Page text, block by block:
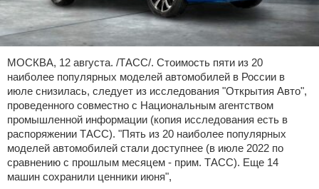
МОСКВА, 12 августа. /ТАСС/. Стоимость пяти из 20
наиболее популярных моделей автомобилей в России в
июле снизилась, следует из исследования "Открытия Авто",
проведенного совместно с Национальным агентством
промышленной информации (копия исследования есть в
распоряжении ТАСС). "Пять из 20 наиболее популярных
моделей автомобилей стали доступнее (в июле 2022 по
сравнению с прошлым месяцем - прим. ТАСС). Еще 14
машин сохранили ценники июня",